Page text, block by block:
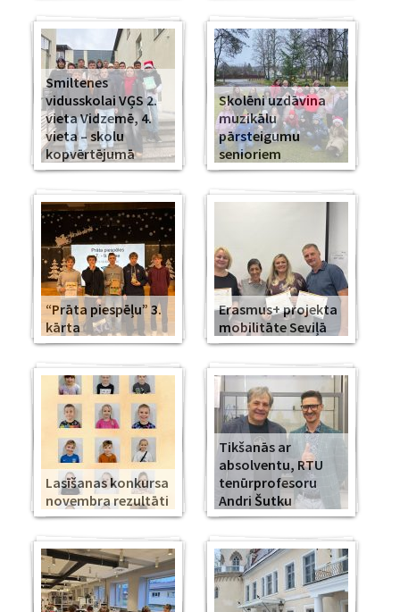
Smiltenes
vidusskolai VĢS 2.
vieta Vidzemē, 4.
vieta – skolu
kopvērtējumā
Skolēni uzdāvina
muzikālu
pārsteigumu
senioriem
“Prāta piespēļu” 3.
kārta
Erasmus+ projekta
mobilitāte Seviļā
Lasīšanas konkursa
novembra rezultāti
Tikšanās ar
absolventu, RTU
tenūrprofesoru
Andri Šutku